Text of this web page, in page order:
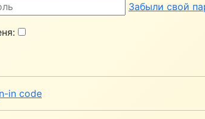
Забыли свой
in code